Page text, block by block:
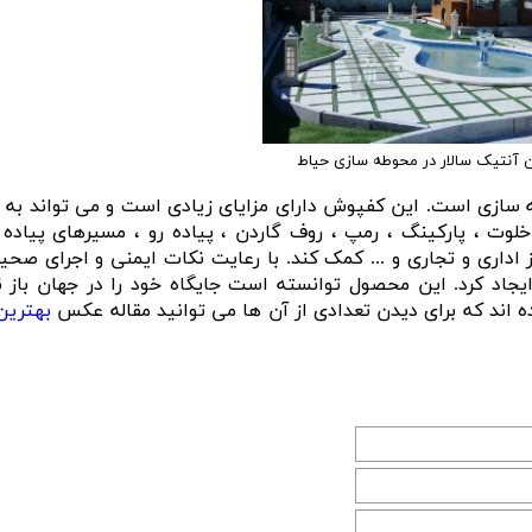
آنتیک سالار در محوطه سازی حیاط
است. این کفپوش دارای مزایای زیادی است و می تواند به
، پارکینگ ، رمپ ، روف گاردن ، پیاده رو ، مسیرهای
اداری و تجاری و ... کمک کند. با رعایت نکات ایمنی و اجرای
کرد. این محصول توانسته است جایگاه خود را در جهان باز
اند که برای دیدن تعدادی از آن ها می توانید مقاله عکس